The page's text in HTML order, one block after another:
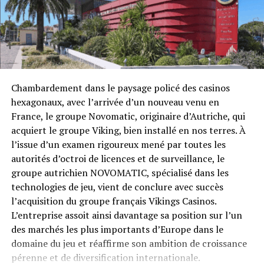
Résulats
1- Angelo Besnainou 70 000€
2- Adrien Allain 46 500€
3- Julien Yomtob 27 300€
4- Philippe Chaboseau 18 300€
5- Pierre Antona 11 100€
Chambardement dans le paysage policé des casinos
hexagonaux, avec l’arrivée d’un nouveau venu en
France, le groupe Novomatic, originaire d’Autriche, qui
acquiert le groupe Viking, bien installé en nos terres. À
l’issue d’un examen rigoureux mené par toutes les
autorités d’octroi de licences et de surveillance, le
groupe autrichien NOVOMATIC, spécialisé dans les
technologies de jeu, vient de conclure avec succès
l’acquisition du groupe français Vikings Casinos.
L’entreprise assoit ainsi davantage sa position sur l’un
des marchés les plus importants d’Europe dans le
domaine du jeu et réaffirme son ambition de croissance
pérenne et de diversification internationale.